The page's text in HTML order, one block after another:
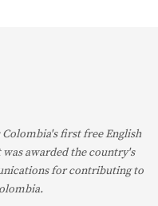
Colombia's first free English
was awarded the country's
for contributing to